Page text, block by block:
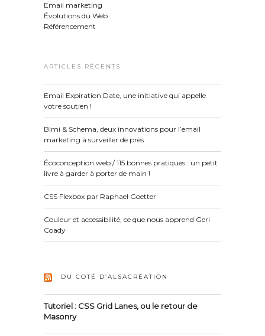
Email marketing
Évolutions du Web
Référencement
ARTICLES RÉCENTS
Email Expiration Date, une initiative qui appelle
votre soutien !
Bimi & Schema, deux innovations pour l’email
marketing à surveiller de près
Écoconception web / 115 bonnes pratiques : un petit
livre à garder à porter de main !
CSS Flexbox par Raphael Goetter
Couleur et accessibilité, ce que nous apprend Geri
Coady
DU COTÉ D’ALSACRÉATION
Tutoriel : CSS Grid Lanes, ou le retour de
Masonry